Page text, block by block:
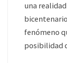
una
fenómeno
posibilidad